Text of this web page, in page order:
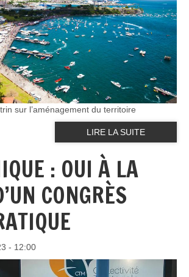
sur l’aménagement du territoire
LIRE LA SUITE
: OUI À LA
CONGRÈS
- 12:00